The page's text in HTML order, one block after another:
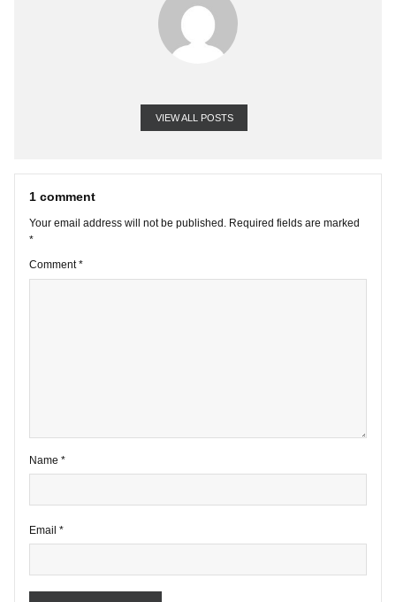
Hay cả 4 người trong team đều 100% giá trị theo Graham